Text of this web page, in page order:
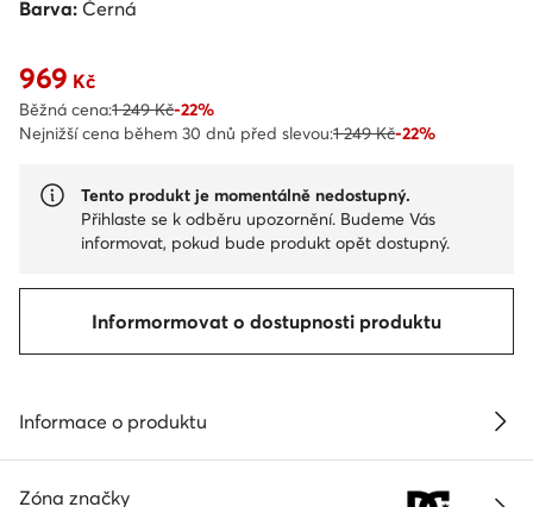
Barva: Černá
Aktuální cena 969 Kč
969 Kč
Běžná cena:1 249 Kč-22%
Nejnižší cena během 30 dnů před slevou:1 249 Kč-22%
Tento produkt je momentálně nedostupný.
Přihlaste se k odběru upozornění. Budeme Vás
informovat, pokud bude produkt opět dostupný.
Informormovat o dostupnosti produktu
Informace o produktu
Zóna značky